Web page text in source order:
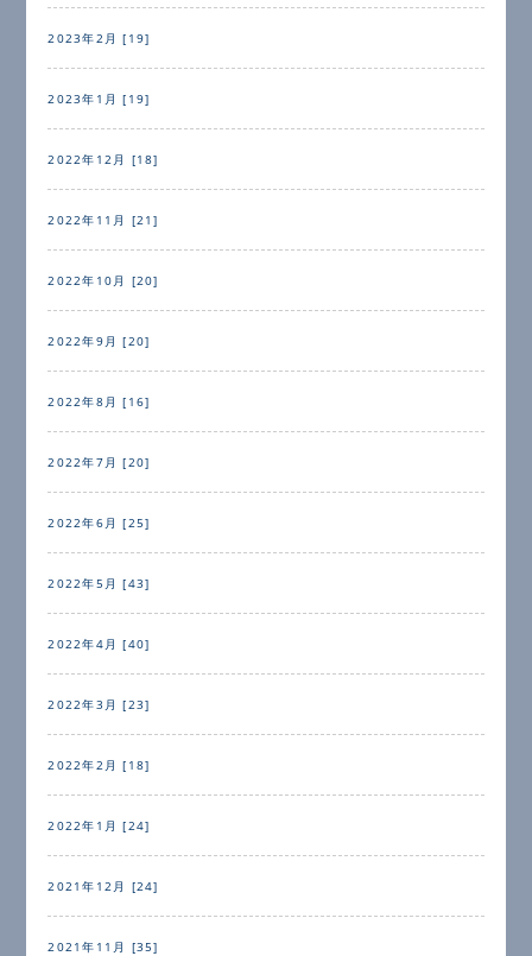
2023年2月 [19]
2023年1月 [19]
2022年12月 [18]
2022年11月 [21]
2022年10月 [20]
2022年9月 [20]
2022年8月 [16]
2022年7月 [20]
2022年6月 [25]
2022年5月 [43]
2022年4月 [40]
2022年3月 [23]
2022年2月 [18]
2022年1月 [24]
2021年12月 [24]
2021年11月 [35]